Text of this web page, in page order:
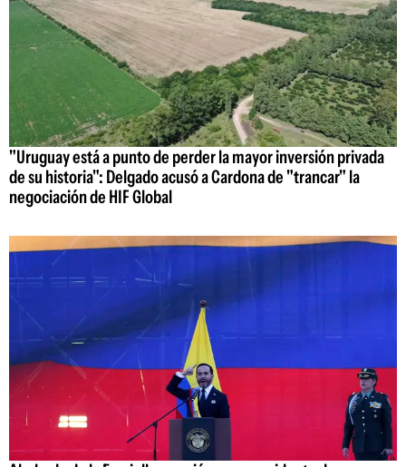
"Uruguay está a punto de perder la mayor inversión privada
de su historia": Delgado acusó a Cardona de "trancar" la
negociación de HIF Global